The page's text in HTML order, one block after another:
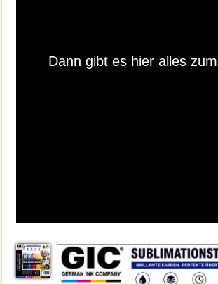
Dann gibt es hier alles